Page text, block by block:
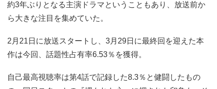
約3年ぶりとなる主演ドラマということもあり、放送前か
ら大きな注目を集めていた。
2月21日に放送スタートし、3月29日に最終回を迎えた本
作は今回、話題性占有率6.53％を獲得。
自己最高視聴率は第4話で記録した8.3％と健闘したもの